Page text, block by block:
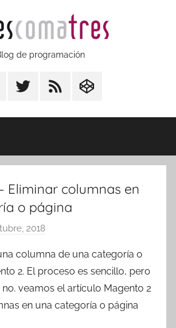
de programación
Twitter RSS CodepenIO
Eliminar columnas en
o página
2018
r
T
r
e
columna de una categoría o
2. El proceso es sencillo, pero
veamos el artículo Magento 2
en una categoría o página